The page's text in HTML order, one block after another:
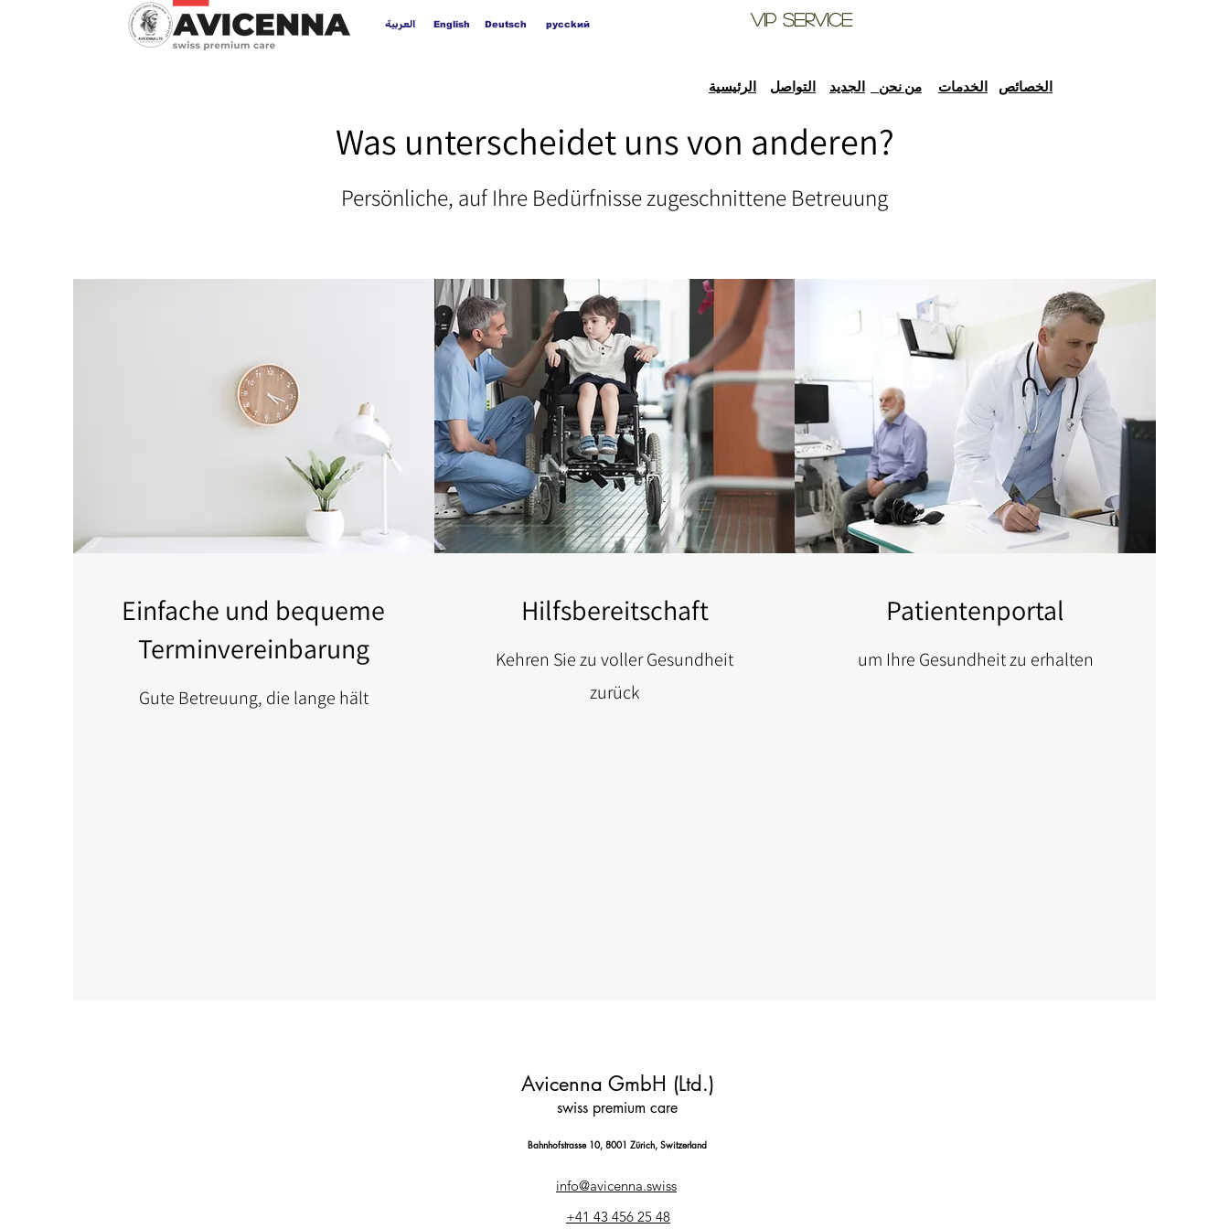
العربية English Deutsch pycckий VIP Service
الخصائص الخدمات من نحن الجديد التواصل الرئيسية
Was unterscheidet uns von anderen?
Persönliche, auf Ihre Bedürfnisse zugeschnittene Betreuung
Einfache und bequeme
Terminvereinbarung
Gute Betreuung, die lange hält
Hilfsbereitschaft
Kehren Sie zu voller Gesundheit
zurück
Patientenportal
um Ihre Gesundheit zu erhalten
Avicenna GmbH (Ltd.)
swiss premium care
Bahnhofstrasse 10, 8001 Zürich, Switzerland
info@avicenna.swiss
+41 43 456 25 48